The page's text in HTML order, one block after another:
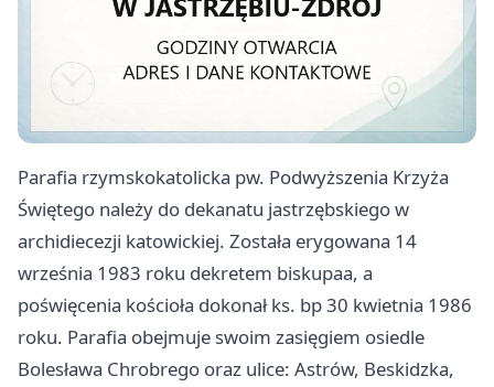
Parafia rzymskokatolicka pw. Podwyższenia Krzyża
Świętego należy do dekanatu jastrzębskiego w
archidiecezji katowickiej. Została erygowana 14
września 1983 roku dekretem biskupaa, a
poświęcenia kościoła dokonał ks. bp 30 kwietnia 1986
roku. Parafia obejmuje swoim zasięgiem osiedle
Bolesława Chrobrego oraz ulice: Astrów, Beskidzka,